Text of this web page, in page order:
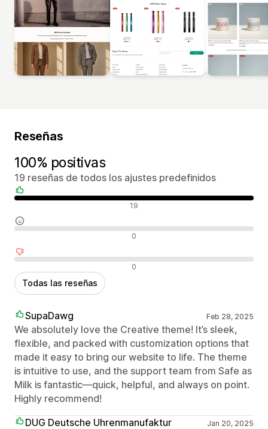
Reseñas
100% positivas
19 reseñas de todos los ajustes predefinidos
Reseñas positivas 19
Reseñas neutras 0
Reseñas negativas 0
Todas las reseñas
SupaDawg Feb 28, 2025
We absolutely love the Creative theme! It’s sleek,
flexible, and packed with customization options that
made it easy to bring our website to life. The theme
is intuitive to use, and the support team from Safe as
Milk is fantastic—quick, helpful, and always on point.
Highly recommend!
DUG Deutsche Uhrenmanufaktur
Jan 20, 2025